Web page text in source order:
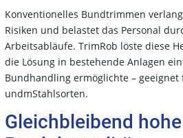
Konventionelles Bundtrimmen
Risiken und belastet das Personal
Arbeitsabläufe. TrimRob löste diese
die Lösung in bestehende Anlagen
Bundhandling ermöglichte – geeignet
undmStahlsorten.
Gleichbleibend hohe